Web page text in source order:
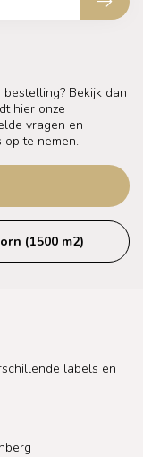
Bekijk dan
hier onze
vragen en
te nemen.
(1500 m2)
labels en